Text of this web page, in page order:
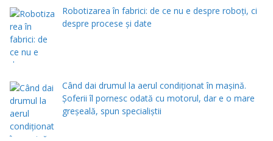
Robotizarea în fabrici: de ce nu e despre roboți, ci
despre procese și date
Când dai drumul la aerul condiţionat în maşină.
Şoferii îl pornesc odată cu motorul, dar e o mare
greşeală, spun specialiştii